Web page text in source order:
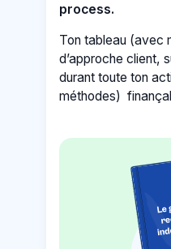
process.
Ton tableau (avec
d’approche client,
durant toute ton
méthodes)